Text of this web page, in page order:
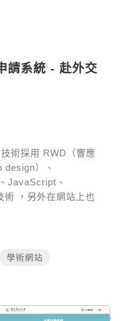
請系統 - 赴外交
術採用 RWD（響應
）、
JavaScript、
術
，另外在網站上也
學術網站